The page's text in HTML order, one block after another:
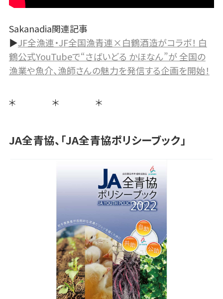
Sakanadia関連記事
▶JF全漁連・JF全国漁青連×白鶴酒造がコラボ！ 白
鶴公式YouTubeで“さばいどる かほなん”が 全国の
漁業や魚介、漁師さんの魅力を発信する企画を開始！
＊ ＊ ＊
JA全青協、「JA全青協ポリシーブック」